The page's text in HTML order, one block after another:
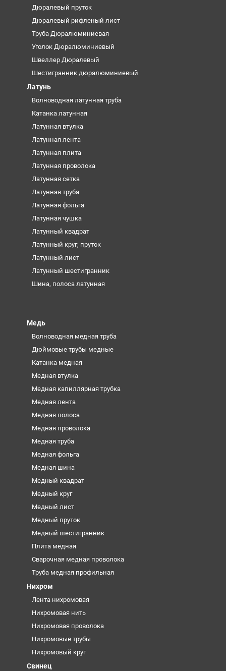
Дюралевый пруток
Дюралевый рифленый лист
Труба Дюралюминиевая
Уголок Дюралюминиевый
Швеллер Дюралевый
Шестигранник дюралюминиевый
Латунь
Волноводная латунная труба
Катанка латунная
Латунная втулка
Латунная лента
Латунная плита
Латунная проволока
Латунная сетка
Латунная труба
Латунная фольга
Латунная чушка
Латунный квадрат
Латунный круг, пруток
Латунный лист
Латунный шестигранник
Шина, полоса латунная
Медь
Волноводная медная труба
Дюймовые трубы медные
Катанка медная
Медная втулка
Медная капиллярная трубка
Медная лента
Медная полоса
Медная проволока
Медная труба
Медная фольга
Медная шина
Медный квадрат
Медный круг
Медный лист
Медный пруток
Медный шестигранник
Плита медная
Сварочная медная проволока
Труба медная профильная
Нихром
Лента нихромовая
Нихромовая нить
Нихромовая проволока
Нихромовые трубы
Нихромовый круг
Свинец